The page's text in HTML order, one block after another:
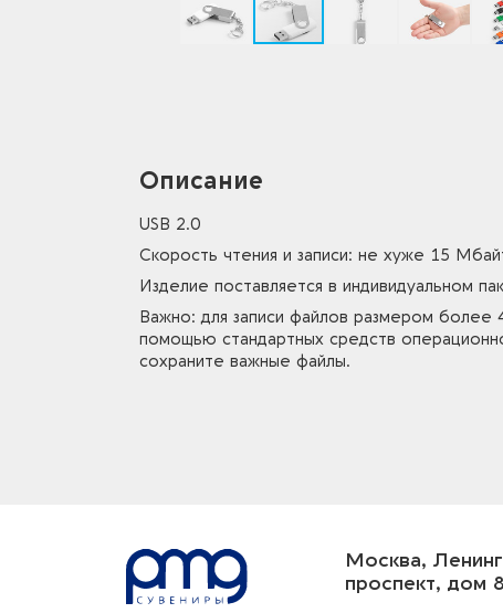
Описание
USB 2.0
Скорость чтения и записи: не хуже 15
Изделие поставляется в индивидуальном
Важно: для записи файлов размером
помощью стандартных средств
сохраните важные файлы.
Москва,
проспект, дом